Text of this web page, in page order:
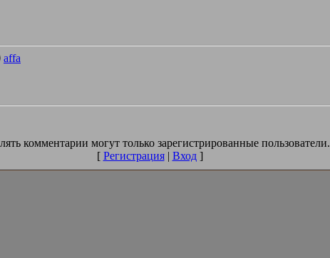
affa
комментарии могут только зарегистрированные пользователи.
[ Регистрация| Вход]